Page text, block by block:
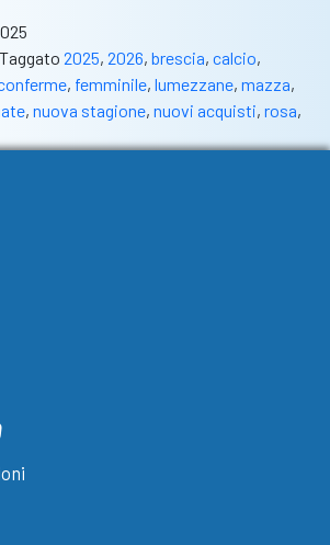
Taggato 2025, 2026, brescia, calcio,
, femminile, lumezzane, mazza,
, nuova stagione, nuovi acquisti, rosa,